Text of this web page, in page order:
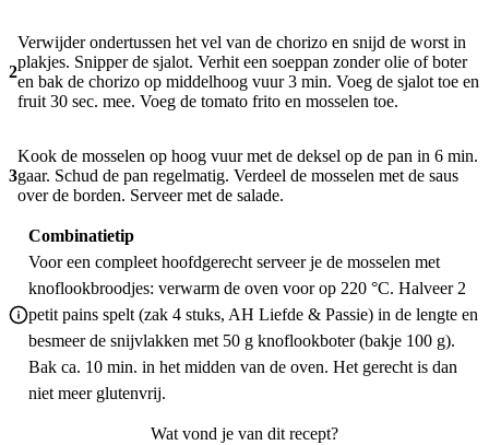
2
Verwijder ondertussen het vel van de chorizo en snijd de worst in
plakjes. Snipper de sjalot. Verhit een soeppan zonder olie of boter
en bak de chorizo op middelhoog vuur 3 min. Voeg de sjalot toe en
fruit 30 sec. mee. Voeg de tomato frito en mosselen toe.
3
Kook de mosselen op hoog vuur met de deksel op de pan in 6 min.
gaar. Schud de pan regelmatig. Verdeel de mosselen met de saus
over de borden. Serveer met de salade.
Combinatietip
Voor een compleet hoofdgerecht serveer je de mosselen met
knoflookbroodjes: verwarm de oven voor op 220 °C. Halveer 2
petit pains spelt (zak 4 stuks, AH Liefde & Passie) in de lengte en
besmeer de snijvlakken met 50 g knoflookboter (bakje 100 g).
Bak ca. 10 min. in het midden van de oven. Het gerecht is dan
niet meer glutenvrij.
Wat vond je van dit recept?